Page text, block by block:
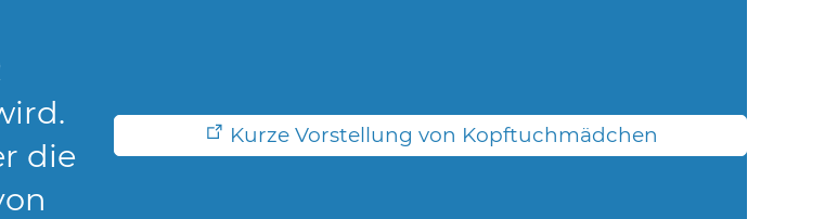
die
Kurze Vorstellung von Kopftuchmädchen